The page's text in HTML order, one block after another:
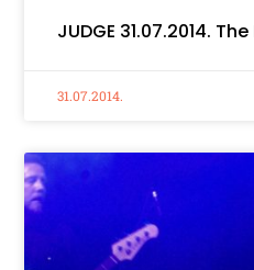
JUDGE 31.07.2014.
31.07.2014.